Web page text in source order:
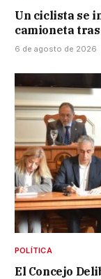
Un ciclista se
camioneta
6 de agosto de 2026
POLÍTICA
El Concejo